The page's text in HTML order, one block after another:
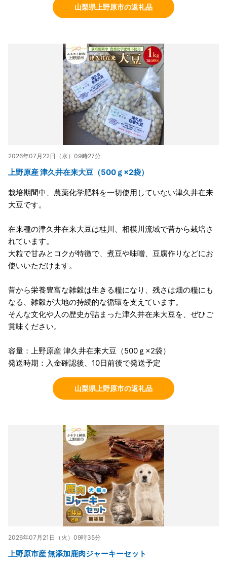
山梨県上野原市の返礼品
2026年07月22日（水）09時27分
上野原産 津久井在来大豆（500ｇ×2袋）
栽培期間中、農薬化学肥料を一切使用していない津久井在来
大豆です。
在来種の津久井在来大豆は桂川、相模川流域で昔から栽培さ
れています。
大粒で甘みとコクが特徴で、煮豆や味噌、豆腐作りなどにお
使いいただけます。
昔から栄養豊富な雑穀は生きる糧になり、残さは畑の糧にも
なる、雑穀が大地の持続的な循環を支えています。
そんな文化や人の歴史が詰まった津久井在来大豆を、ぜひご
賞味ください。
容量：上野原産 津久井在来大豆（500ｇ×2袋）
発送時期：入金確認後、10日前後で発送予定
山梨県上野原市の返礼品
2026年07月21日（火）09時35分
上野原市産 無添加鹿肉ジャーキーセット